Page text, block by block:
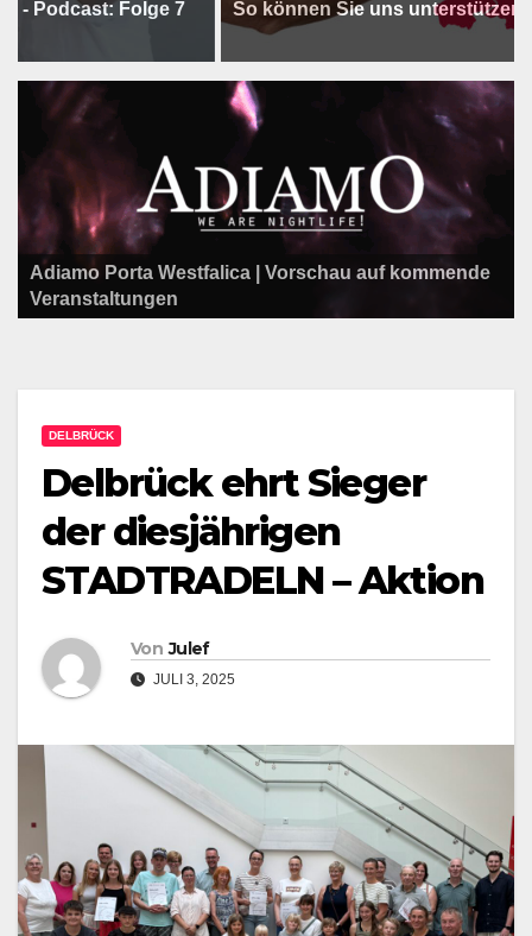
Folge 7 So können Sie uns unterstützen !
Programm der Komödie am Klosterplatz.
Litfaßsäule Überregional
Adiamo Porta Westfalica | Vorschau auf kommende
Veranstaltungen
Litfaßsäule Überregional
Litfaßsäule Überregional
DELBRÜCK
Delbrück ehrt Sieger
der diesjährigen
STADTRADELN – Aktion
Von Julef
JULI 3, 2025